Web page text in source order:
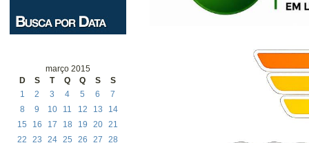
março 2015
D
S T Q Q S S
1 2 3 4 5 6
7
8
9 10 11 12 13
14
15
16 17 18 19 20 21
22
23 24 25 26 27
28